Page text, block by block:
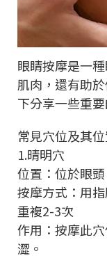
眼睛按摩是一
肌肉，還有助
下分享一些重
常見穴位及其
1.晴明穴
位置：位於眼
按摩方式：用
重複2-3次
作用：按摩此
澀。